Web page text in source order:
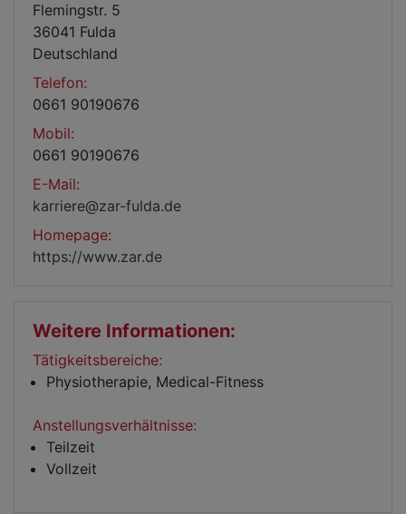
Flemingstr. 5
36041 Fulda
Deutschland
Telefon:
0661 90190676
Mobil:
0661 90190676
E-Mail:
karriere@zar-fulda.de
Homepage:
https://www.zar.de
Weitere Informationen:
Tätigkeitsbereiche:
Physiotherapie, Medical-Fitness
Anstellungsverhältnisse:
Teilzeit
Vollzeit